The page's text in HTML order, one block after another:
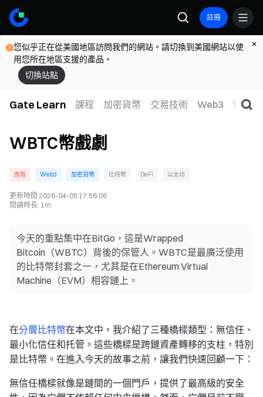
註冊
您似乎正在從美國地區訪問我們的網站。請切換到美國網站以使
用您所在地區支援的產品。
切換站點
Gate Learn 課程 加密貨幣 交易技術 Web3 傳統金
WBTC幣戲劇
進階 Web3 加密貨幣 比特幣 DeFi 以太坊
更新時間 2026-04-05 17:56:06
閱讀時長: 1m
今天的重點集中在BitGo，這是Wrapped
Bitcoin（WBTC）背後的保管人。WBTC是最廣泛使用
的比特幣封套之一，尤其是在Ethereum Virtual
Machine（EVM）相容鏈上。
在分層比特幣在本文中，我介紹了三種橋樑類型：無信任、
最小化信任和托管。這些橋樑是跨鏈資產轉移的支柱，特別
是比特幣。在進入今天的故事之前，讓我們快速回顧一下：
無信任橋樑就像是鏈間的一個門戶，提供了最高級的安全